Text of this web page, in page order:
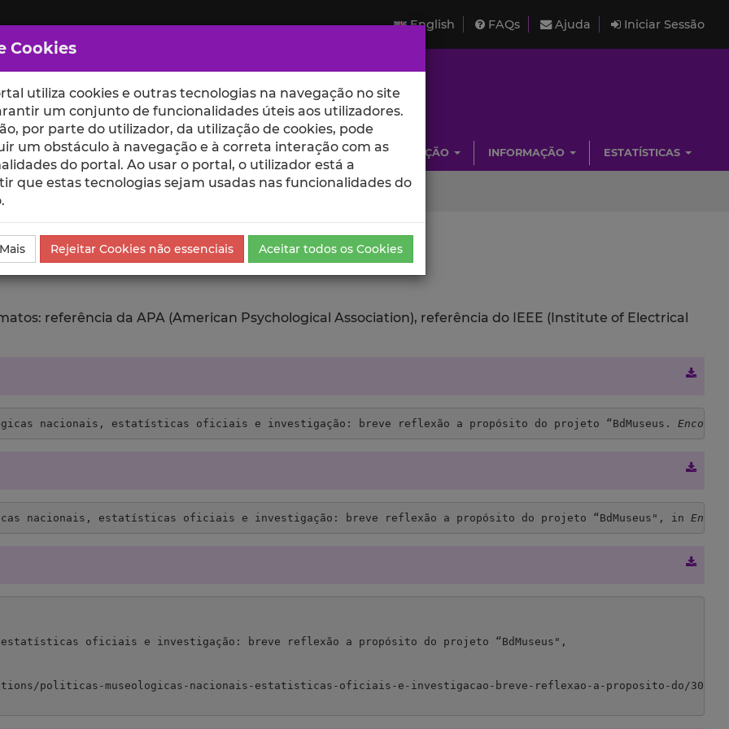
English FAQs Ajuda Iniciar Sessão
ESCOLAS UNIDADES INVESTIGAÇÃO INFORMAÇÃO ESTATÍSTICAS
Comunicação Exportar
referência da APA (American Psychological Association), referência do IEEE (Institute of Electrical
nacionais, estatísticas oficiais e investigação: breve reflexão a propósito do projeto “BdMuseus.
nacionais, estatísticas oficiais e investigação: breve reflexão a propósito do projeto “BdMuseus", in
Cookies
utiliza cookies e outras tecnologias na navegação no site
um conjunto de funcionalidades úteis aos utilizadores.
por parte do utilizador, da utilização de cookies, pode
um obstáculo à navegação e à correta interação com as
do portal. Ao usar o portal, o utilizador está a
que estas tecnologias sejam usadas nas funcionalidades do
Rejeitar Cookies não essenciais Aceitar todos os Cookies